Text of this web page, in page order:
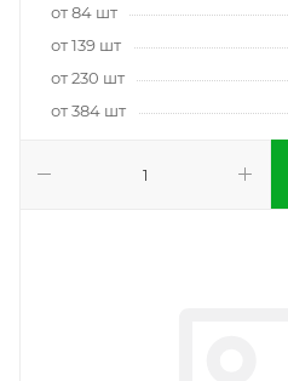
от 84 шт
от 139 шт
от 230 шт
от 384 шт